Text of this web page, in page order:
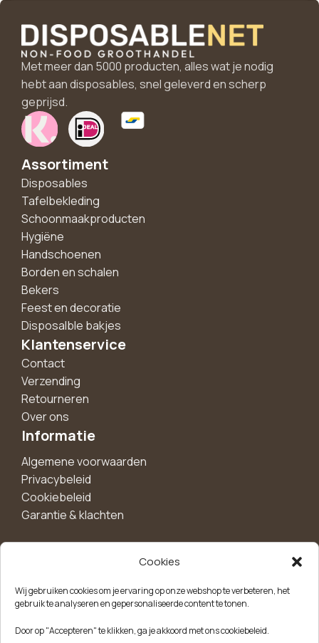
Cookies
Wij gebruiken cookies om je ervaring op onze webshop te verbeteren, het
gebruik te analyseren en gepersonaliseerde content te tonen.
Door op "Accepteren" te klikken, ga je akkoord met ons cookiebeleid.
Met meer dan 5000 producten, alles wat je nodig
hebt aan disposables, snel geleverd en scherp
geprijsd.
Assortiment
Disposables
Tafelbekleding
Schoonmaakproducten
Hygiëne
Handschoenen
Borden en schalen
Bekers
Feest en decoratie
Disposalble bakjes
Klantenservice
Contact
Verzending
Retourneren
Over ons
Informatie
Algemene voorwaarden
Privacybeleid
Cookiebeleid
Garantie & klachten
korting!
aanbiedingen, nieuwe producten en handige tips.